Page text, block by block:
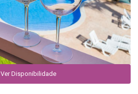
Ver Disponibilidade